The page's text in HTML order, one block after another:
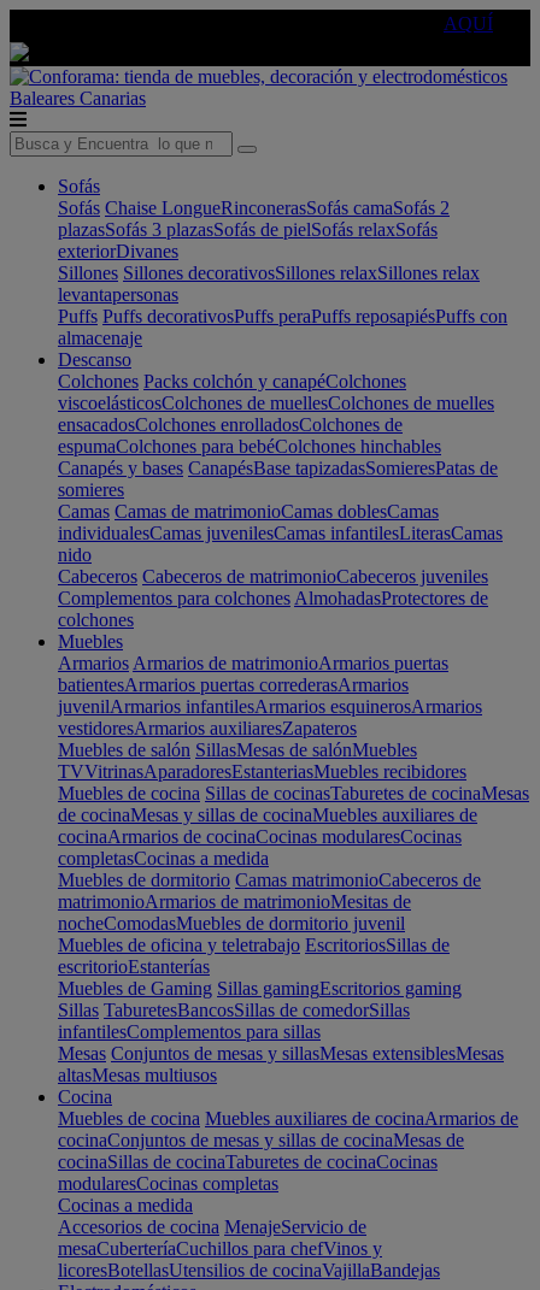
AQUÍ
Baleares Canarias
Sofás
Sofás Chaise LongueRinconerasSofás camaSofás 2
plazasSofás 3 plazasSofás de pielSofás relaxSofás
exteriorDivanes
Sillones Sillones decorativosSillones relaxSillones relax
levantapersonas
Puffs Puffs decorativosPuffs peraPuffs reposapiésPuffs con
almacenaje
Descanso
Colchones Packs colchón y canapéColchones
viscoelásticosColchones de muellesColchones de muelles
ensacadosColchones enrolladosColchones de
espumaColchones para bebéColchones hinchables
Canapés y bases CanapésBase tapizadasSomieresPatas de
somieres
Camas Camas de matrimonioCamas doblesCamas
individualesCamas juvenilesCamas infantilesLiterasCamas
nido
Cabeceros Cabeceros de matrimonioCabeceros juveniles
Complementos para colchones AlmohadasProtectores de
colchones
Muebles
Armarios Armarios de matrimonioArmarios puertas
batientesArmarios puertas correderasArmarios
juvenilArmarios infantilesArmarios esquinerosArmarios
vestidoresArmarios auxiliaresZapateros
Muebles de salón SillasMesas de salónMuebles
TVVitrinasAparadoresEstanteriasMuebles recibidores
Muebles de cocina Sillas de cocinasTaburetes de cocinaMesas
de cocinaMesas y sillas de cocinaMuebles auxiliares de
cocinaArmarios de cocinaCocinas modularesCocinas
completasCocinas a medida
Muebles de dormitorio Camas matrimonioCabeceros de
matrimonioArmarios de matrimonioMesitas de
nocheComodasMuebles de dormitorio juvenil
Muebles de oficina y teletrabajo EscritoriosSillas de
escritorioEstanterías
Muebles de Gaming Sillas gamingEscritorios gaming
Sillas TaburetesBancosSillas de comedorSillas
infantilesComplementos para sillas
Mesas Conjuntos de mesas y sillasMesas extensiblesMesas
altasMesas multiusos
Cocina
Muebles de cocina Muebles auxiliares de cocinaArmarios de
cocinaConjuntos de mesas y sillas de cocinaMesas de
cocinaSillas de cocinaTaburetes de cocinaCocinas
modularesCocinas completas
Cocinas a medida
Accesorios de cocina MenajeServicio de
mesaCuberteríaCuchillos para chefVinos y
licoresBotellasUtensilios de cocinaVajillaBandejas